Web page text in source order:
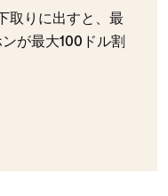
取りに出すと、最
が最大100ドル割